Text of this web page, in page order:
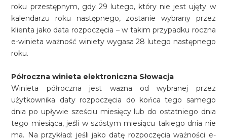
roku przestępnym, gdy 29 lutego, który nie jest ujęty w
kalendarzu roku następnego, zostanie wybrany przez
klienta jako data rozpoczęcia – w takim przypadku roczna
e-winieta ważność winiety wygasa 28 lutego następnego
roku.
Półroczna winieta elektroniczna Słowacja
Winieta półroczna jest ważna od wybranej przez
użytkownika daty rozpoczęcia do końca tego samego
dnia po upływie sześciu miesięcy lub do ostatniego dnia
tego miesiąca, jeśli w szóstym miesiącu takiego dnia nie
ma. Na przykład: jeśli jako datę rozpoczęcia ważności e-